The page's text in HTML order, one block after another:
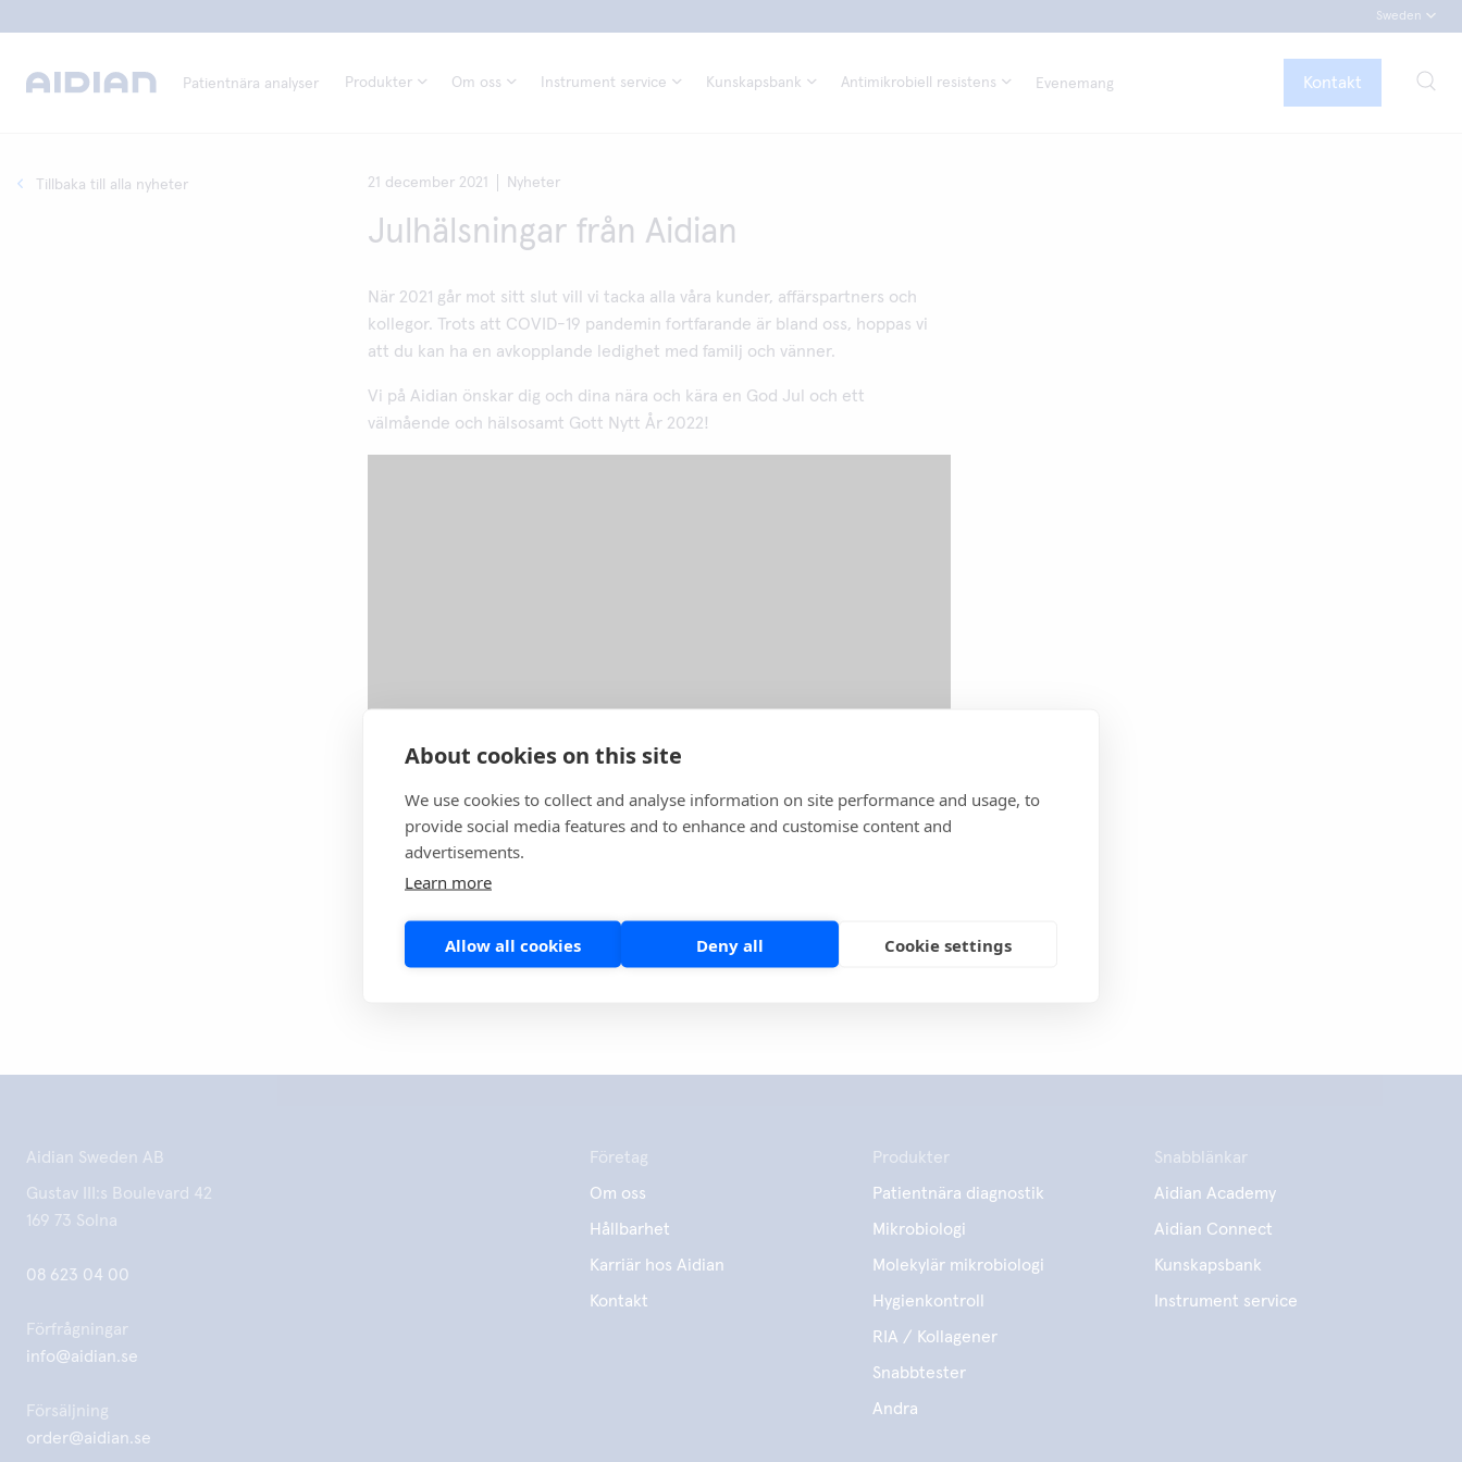
About cookies on this site
We use cookies to collect and analyse information on site performance and usage, to
provide social media features and to enhance and customise content and
advertisements.
Learn more
Allow all cookies Deny all Cookie settings
Sweden
Patientnära analyser Produkter Om oss Instrument service Kunskapsbank Antimikrobiell resistens Evenemang Kontakt
Tillbaka till alla nyheter 21 december 2021 Nyheter
Julhälsningar från Aidian
När 2021 går mot sitt slut vill vi tacka alla våra kunder, affärspartners och
kollegor. Trots att COVID-19 pandemin fortfarande är bland oss, hoppas vi
att du kan ha en avkopplande ledighet med familj och vänner.
Vi på Aidian önskar dig och dina nära och kära en God Jul och ett
välmående och hälsosamt Gott Nytt År 2022!
Skriv ut den här sidan Share
Aidian Sweden AB
Gustav III:s Boulevard 42
169 73 Solna
08 623 04 00
Förfrågningar
info@aidian.se
Försäljning
order@aidian.se
Företag
Om oss
Hållbarhet
Karriär hos Aidian
Kontakt
Produkter
Patientnära diagnostik
Mikrobiologi
Molekylär mikrobiologi
Hygienkontroll
RIA / Kollagener
Snabbtester
Andra
Snabblänkar
Aidian Academy
Aidian Connect
Kunskapsbank
Instrument service